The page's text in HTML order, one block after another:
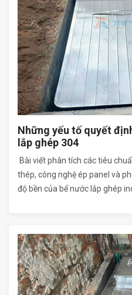
Những yếu tố quyết
lắp ghép 304
Bài viết phân tích các tiêu
thép, công nghệ ép panel và
độ bền của bể nước lắp ghép